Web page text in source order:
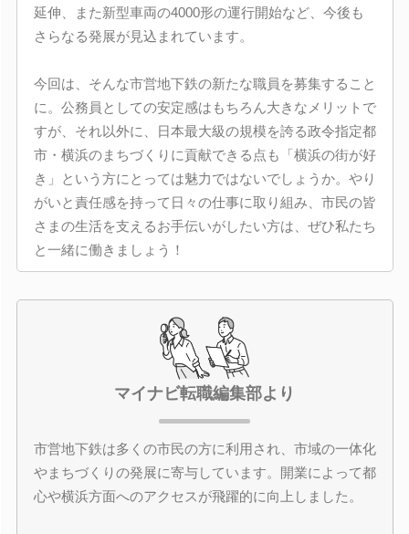
延伸、また新型車両の4000形の運行開始など、今後も
さらなる発展が見込まれています。
今回は、そんな市営地下鉄の新たな職員を募集すること
に。公務員としての安定感はもちろん大きなメリットで
すが、それ以外に、日本最大級の規模を誇る政令指定都
市・横浜のまちづくりに貢献できる点も「横浜の街が好
き」という方にとっては魅力ではないでしょうか。やり
がいと責任感を持って日々の仕事に取り組み、市民の皆
さまの生活を支えるお手伝いがしたい方は、ぜひ私たち
と一緒に働きましょう！
マイナビ転職編集部より
市営地下鉄は多くの市民の方に利用され、市域の一体化
やまちづくりの発展に寄与しています。開業によって都
心や横浜方面へのアクセスが飛躍的に向上しました。